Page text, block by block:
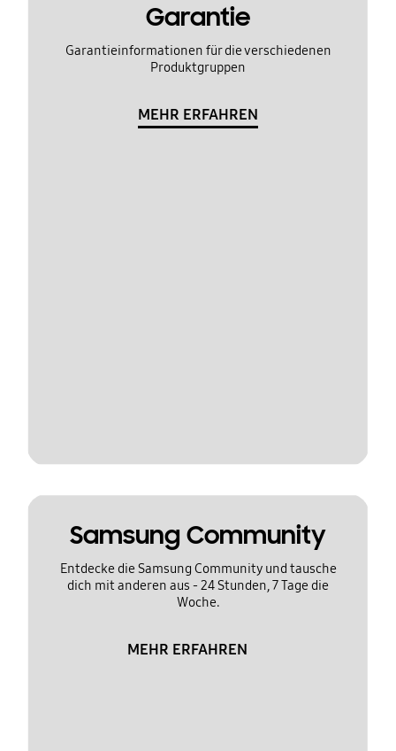
Garantie
Garantieinformationen für die verschiedenen
Produktgruppen
MEHR ERFAHREN
Samsung Community
Entdecke die Samsung Community und tausche
dich mit anderen aus - 24 Stunden, 7 Tage die
Woche.
MEHR ERFAHREN